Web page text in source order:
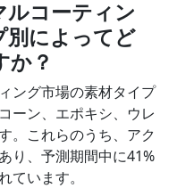
ルコーティン
別によってど
か？
ング市場の素材タイプ
ーン、エポキシ、ウレ
。これらのうち、アク
り、予測期間中に41%
ています。